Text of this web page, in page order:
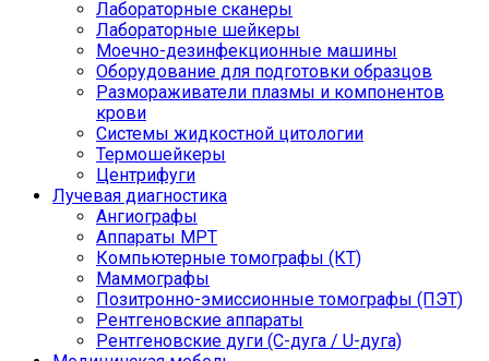
Лабораторные сканеры
Лабораторные шейкеры
Моечно-дезинфекционные машины
Оборудование для подготовки образцов
Размораживатели плазмы и компонентов
крови
Системы жидкостной цитологии
Термошейкеры
Центрифуги
Лучевая диагностика
Ангиографы
Аппараты МРТ
Компьютерные томографы (КТ)
Маммографы
Позитронно-эмиссионные томографы (ПЭТ)
Рентгеновские аппараты
Рентгеновские дуги (С-дуга / U-дуга)